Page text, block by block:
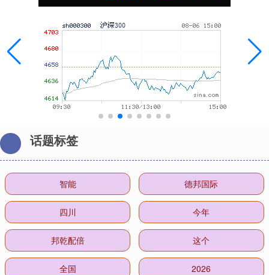
话题标签
智能 德邦国际
四川 今年
邦乾配倍 这个
全国 2026